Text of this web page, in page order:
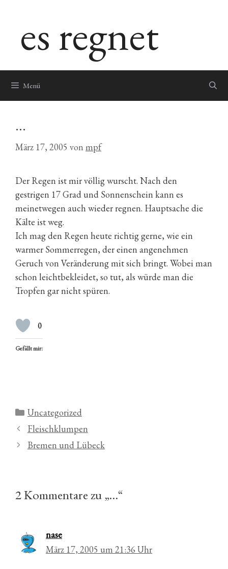
springenes regnet
Menü
…
März 17, 2005 von mpf
Der Regen ist mir völlig wurscht. Nach den
gestrigen 17 Grad und Sonnenschein kann es
meinetwegen auch wieder regnen. Hauptsache die
Kälte ist weg.
Ich mag den Regen heute richtig gerne, wie ein
warmer Sommerregen, der einen angenehmen
Geruch von Veränderung mit sich bringt. Wobei man
schon leichtbekleidet, so tut, als würde man die
Tropfen gar nicht spüren.
0
Gefällt mir:
Kategorien
Uncategorized
Fleischklumpen
Bremen und Lübeck
2 Kommentare zu „…“
nase
März 17, 2005 um 21:36 Uhr